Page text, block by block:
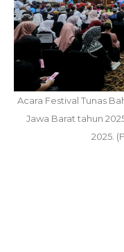
Acara Festival Tunas
Jawa Barat tahun
2025.